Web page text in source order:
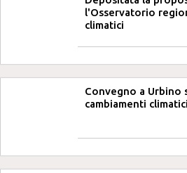
l'Osservatorio
climatici
Convegno a Urbino
cambiamenti climatici